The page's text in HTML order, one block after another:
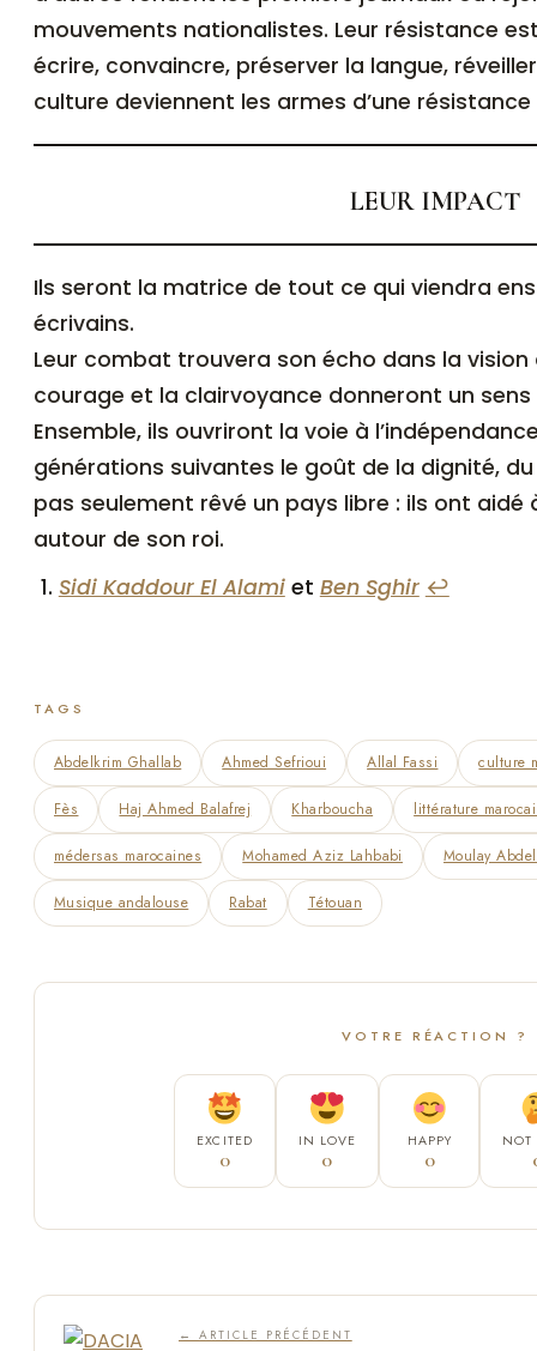
mouvements nationalistes. Leur résistance
écrire, convaincre, préserver la langue,
culture deviennent les armes d’une
LEUR IMPACT
Ils seront la matrice de tout ce qui viendra ensuite : penseurs, résistants,
écrivains.
Leur combat trouvera son écho dans la
courage et la clairvoyance donneront un
Ensemble, ils ouvriront la voie à
générations suivantes le goût de la dignité,
pas seulement rêvé un pays libre : ils ont
autour de son roi.
Sidi Kaddour El Alamiet Ben Sghir ↩︎
TAGS
Abdelkrim Ghallab Ahmed Sefrioui Allal Fassi culture
Fès Haj Ahmed Balafrej Kharboucha littérature
médersas marocaines Mohamed Aziz Lahbabi Moulay
Musique andalouse Rabat Tétouan
VOTRE RÉACTION ?
EXCITED
0
IN LOVE
0
HAPPY
0
NOT
← ARTICLE PRÉCÉDENT